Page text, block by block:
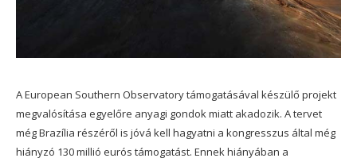
A European Southern Observatory támogatásával készülő projekt
megvalósítása egyelőre anyagi gondok miatt akadozik. A tervet
még Brazília részéről is jóvá kell hagyatni a kongresszus által még
hiányzó 130 millió eurós támogatást. Ennek hiányában a